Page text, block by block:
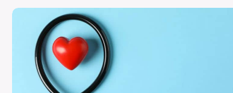
Alimentação
para
pressão
alta